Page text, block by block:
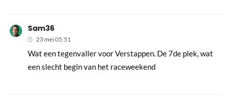
Sam36
23 mei 05:51
Wat een tegenvaller voor Verstappen. De 7de plek, wat
een slecht begin van het raceweekend